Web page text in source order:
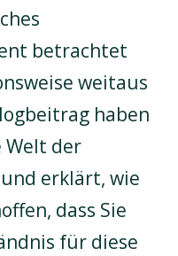
betrachtet
weitaus
haben
Welt der
erklärt, wie
dass Sie
für diese